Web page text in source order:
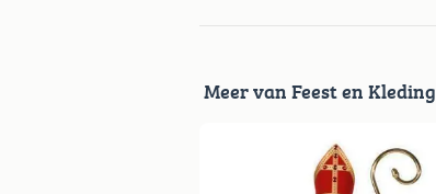
Meer van Feest en Kleding